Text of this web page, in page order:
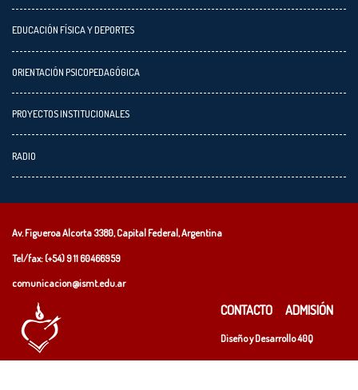
EDUCACIÓN FÍSICA Y DEPORTES
ORIENTACIÓN PSICOPEDAGÓGICA
PROYECTOS INSTITUCIONALES
RADIO
Av. Figueroa Alcorta 3380, Capital Federal, Argentina
Tel/fax: (+54)9 11 60466959
comunicacion@ismt.edu.ar
CONTACTO ADMISIÓN
Diseño y Desarrollo40Q